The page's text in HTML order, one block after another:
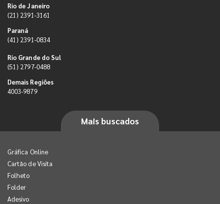
Rio de Janeiro
(21) 2391-3161
Paraná
(41) 2391-0834
Rio Grande do Sul
(51) 2797-0488
Demais Regiões
4003-9879
Mais buscados
Gráfica Online
Cartão de Visita
Folheto
Folder
Adesivo